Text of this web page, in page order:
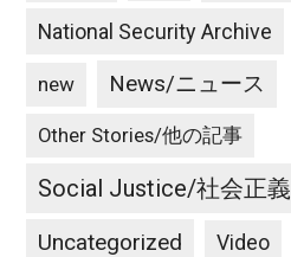
National Security Archive
new News/ニュース
Other Stories/他の記事
Social Justice/社会正義
Uncategorized Video